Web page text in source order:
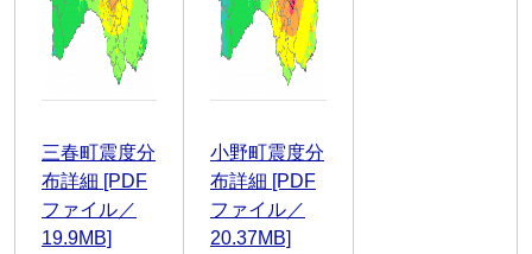
三春町震度分
布詳細 [PDF
ファイル／
19.9MB]
小野町震度分
布詳細 [PDF
ファイル／
20.37MB]